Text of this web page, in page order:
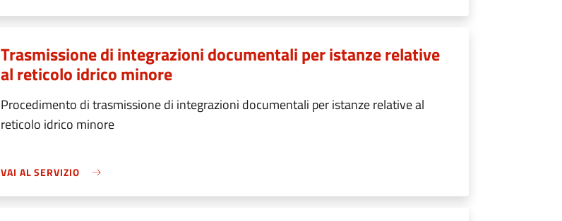
Trasmissione di integrazioni documentali per istanze relative
al reticolo idrico minore
Procedimento di trasmissione di integrazioni documentali per istanze relative al
reticolo idrico minore
VAI AL SERVIZIO